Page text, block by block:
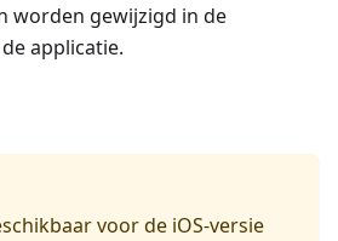
worden gewijzigd in de
applicatie.
voor de iOS-versie